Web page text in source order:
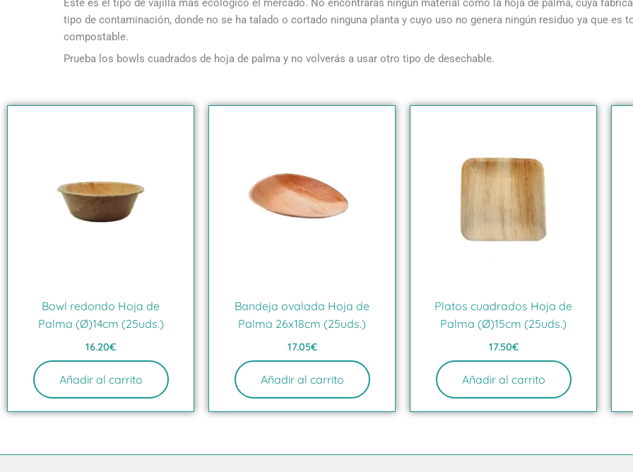
Este es el tipo de vajilla mas ecológico el mercado. No encontrarás ningún material como la hoja de palma, cuya
tipo de contaminación, donde no se ha talado o cortado ninguna planta y cuyo uso no genera ningún residuo ya que es
compostable.
Prueba los bowls cuadrados de hoja de palma y no volverás a usar otro tipo de desechable.
Bowl redondo Hoja de
Palma (Ø)14cm (25uds.)
16.20€
Añadir al carrito
Bandeja ovalada Hoja de
Palma 26x18cm (25uds.)
17.05€
Añadir al carrito
Platos cuadrados Hoja de
Palma (Ø)15cm (25uds.)
17.50€
Añadir al carrito